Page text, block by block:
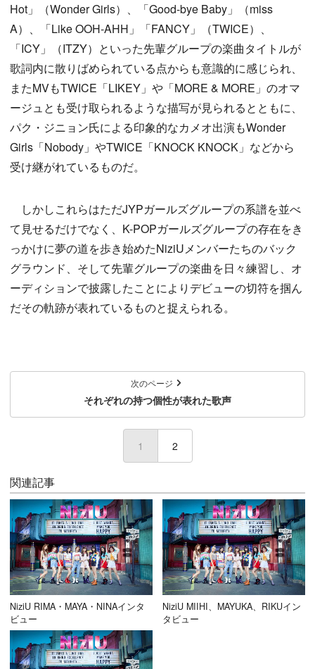
Hot」（Wonder Girls）、「Good-bye Baby」（miss
A）、「Like OOH-AHH」「FANCY」（TWICE）、
「ICY」（ITZY）といった先輩グループの楽曲タイトルが
歌詞内に散りばめられている点からも意識的に感じられ、
またMVもTWICE「LIKEY」や「MORE & MORE」のオマ
ージュとも受け取られるような描写が見られるとともに、
パク・ジニョン氏による印象的なカメオ出演もWonder
Girls「Nobody」やTWICE「KNOCK KNOCK」などから
受け継がれているものだ。
しかしこれらはただJYPガールズグループの系譜を並べ
て見せるだけでなく、K-POPガールズグループの存在をき
っかけに夢の道を歩き始めたNiziUメンバーたちのバック
グラウンド、そして先輩グループの楽曲を日々練習し、オ
ーディションで披露したことによりデビューの切符を掴ん
だその軌跡が表れているものと捉えられる。
次のページ
それぞれの持つ個性が表れた歌声
1 (current)
2
関連記事
NiziU RIMA・MAYA・NINAインタ
ビュー
NiziU MIIHI、MAYUKA、RIKUイン
タビュー